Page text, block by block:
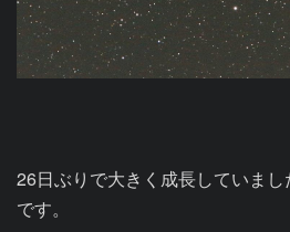
26日ぶりで大きく成長していま
です。